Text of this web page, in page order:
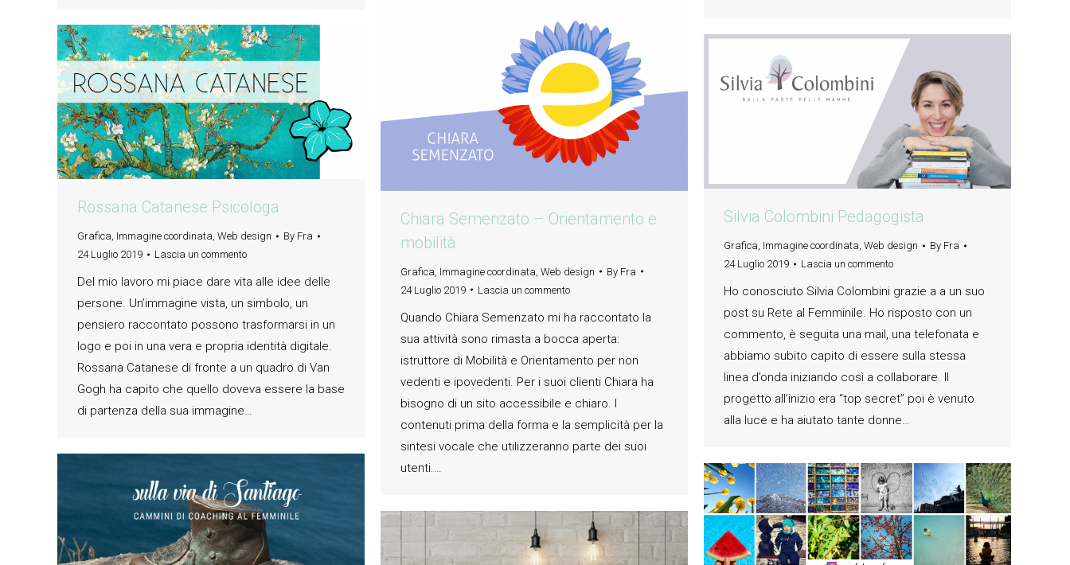
Chiara Semenzato – Orientamento e
mobilità
Grafica Immagine coordinata Web design By Fra
24 Luglio 2019
Lascia un commento
Quando Chiara Semenzato mi ha raccontato la
sua attività sono rimasta a bocca aperta:
istruttore di Mobilità e Orientamento per non
vedenti e ipovedenti. Per i suoi clienti Chiara ha
bisogno di un sito accessibile e chiaro. I
contenuti prima della forma e la semplicità per la
sintesi vocale che utilizzeranno parte dei suoi
utenti.…
Rossana Catanese Psicologa
Grafica, Immagine coordinata, Web design By Fra
24 Luglio 2019
Lascia un commento
Del mio lavoro mi piace dare vita alle idee delle
persone. Un’immagine vista, un simbolo, un
pensiero raccontato possono trasformarsi in un
logo e poi in una vera e propria identità digitale.
Rossana Catanese di fronte a un quadro di Van
Gogh ha capito che quello doveva essere la base
di partenza della sua immagine…
Silvia Colombini Pedagogista
Grafica, Immagine coordinata, Web design By Fra
24 Luglio 2019
Lascia un commento
Ho conosciuto Silvia Colombini grazie a a un suo
post su Rete al Femminile. Ho risposto con un
commento, è seguita una mail, una telefonata e
abbiamo subito capito di essere sulla stessa
linea d’onda iniziando così a collaborare. Il
progetto all’inizio era “top secret” poi è venuto
alla luce e ha aiutato tante donne…